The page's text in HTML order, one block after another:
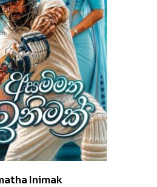
Inimak